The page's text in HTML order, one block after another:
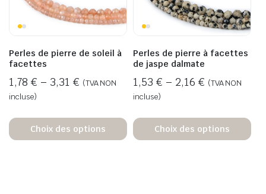
Perles de pierre de soleil à
facettes
1,78 € – 3,31 € (TVA NON
incluse)
Choix des options
Perles de pierre à facettes
de jaspe dalmate
1,53 € – 2,16 € (TVA NON
incluse)
Choix des options